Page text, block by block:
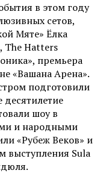
в этом году
сетов,
Мяте» Ёлка
The Hatters
премьера
«Вашана Арена».
подготовили
шоу в
и народными
«Рубеж Веков» и
выступления Sula